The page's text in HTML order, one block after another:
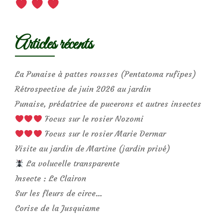
Articles récents
La Punaise à pattes rousses (Pentatoma rufipes)
Rétrospective de juin 2026 au jardin
Punaise, prédatrice de pucerons et autres insectes
Focus sur le rosier Nozomi
Focus sur le rosier Marie Dermar
Visite au jardin de Martine (jardin privé)
La volucelle transparente
Insecte : Le Clairon
Sur les fleurs de circe…
Corise de la Jusquiame